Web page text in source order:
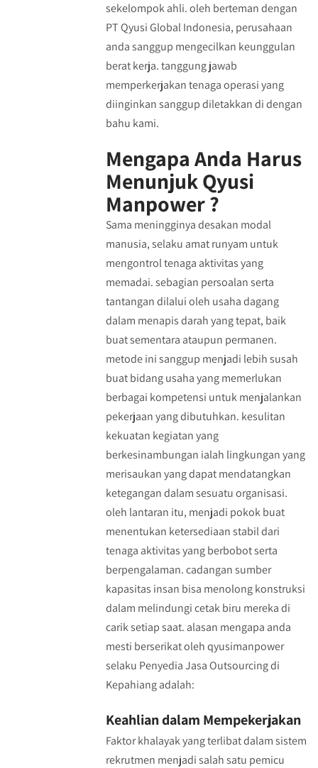
sekelompok ahli. oleh berteman dengan
PT Qyusi Global Indonesia, perusahaan
anda sanggup mengecilkan keunggulan
berat kerja. tanggung jawab
memperkerjakan tenaga operasi yang
diinginkan sanggup diletakkan di dengan
bahu kami.
Mengapa Anda Harus
Menunjuk Qyusi
Manpower ?
Sama meningginya desakan modal
manusia, selaku amat runyam untuk
mengontrol tenaga aktivitas yang
memadai. sebagian persoalan serta
tantangan dilalui oleh usaha dagang
dalam menapis darah yang tepat, baik
buat sementara ataupun permanen.
metode ini sanggup menjadi lebih susah
buat bidang usaha yang memerlukan
berbagai kompetensi untuk menjalankan
pekerjaan yang dibutuhkan. kesulitan
kekuatan kegiatan yang
berkesinambungan ialah lingkungan yang
merisaukan yang dapat mendatangkan
ketegangan dalam sesuatu organisasi.
oleh lantaran itu, menjadi pokok buat
menentukan ketersediaan stabil dari
tenaga aktivitas yang berbobot serta
berpengalaman. cadangan sumber
kapasitas insan bisa menolong konstruksi
dalam melindungi cetak biru mereka di
carik setiap saat. alasan mengapa anda
mesti berserikat oleh qyusimanpower
selaku Penyedia Jasa Outsourcing di
Kepahiang adalah:
Keahlian dalam Mempekerjakan
Faktor khalayak yang terlibat dalam sistem
rekrutmen menjadi salah satu pemicu